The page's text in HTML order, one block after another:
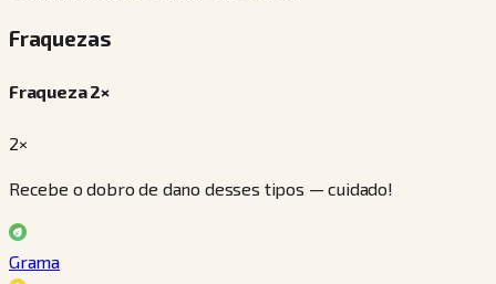
Fraquezas
Fraqueza 2×
2×
Recebe o dobro de dano desses tipos — cuidado!
Grama